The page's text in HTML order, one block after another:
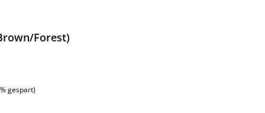
Forest)
gespart)